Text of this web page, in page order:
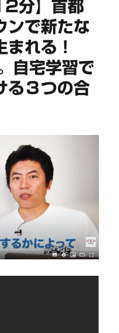
分】首都
ンで新たな
れる！
自宅学習で
る３つの合